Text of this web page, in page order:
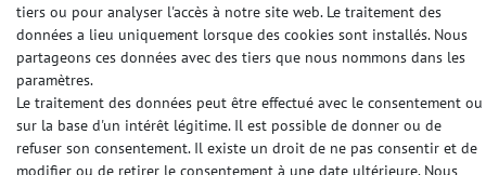
tiers ou pour analyser l'accès à notre site web. Le traitement des
données a lieu uniquement lorsque des cookies sont installés. Nous
partageons ces données avec des tiers que nous nommons dans les
paramètres.
Le traitement des données peut être effectué avec le consentement ou
sur la base d'un intérêt légitime. Il est possible de donner ou de
refuser son consentement. Il existe un droit de ne pas consentir et de
modifier ou de retirer le consentement à une date ultérieure. Nous